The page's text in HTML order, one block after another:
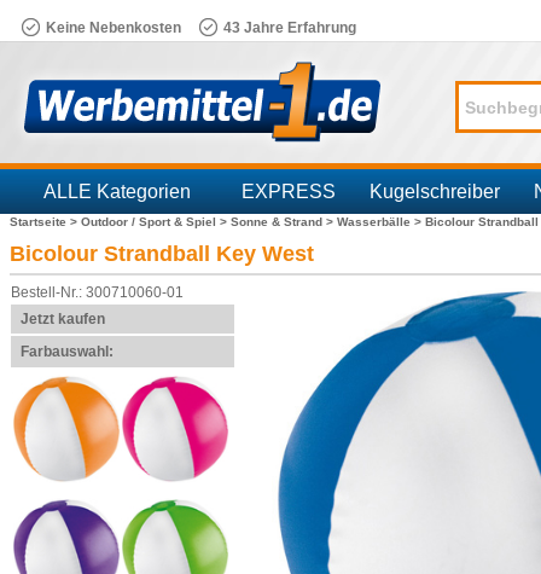
Keine Nebenkosten 43 Jahre Erfahrung
ALLE Kategorien EXPRESS Kugelschreiber
Branchen
Startseite > Outdoor / Sport & Spiel > Sonne & Strand > Wasserbälle > Bicolour Strandball
Bicolour Strandball Key West
Bestell-Nr.: 300710060-01
Jetzt kaufen
Farbauswahl: